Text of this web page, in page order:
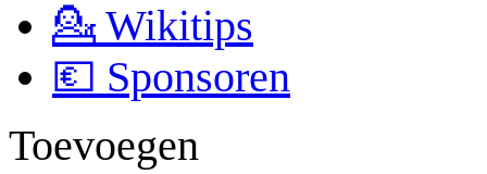
💁 Wikitips
💶 Sponsoren
Toevoegen